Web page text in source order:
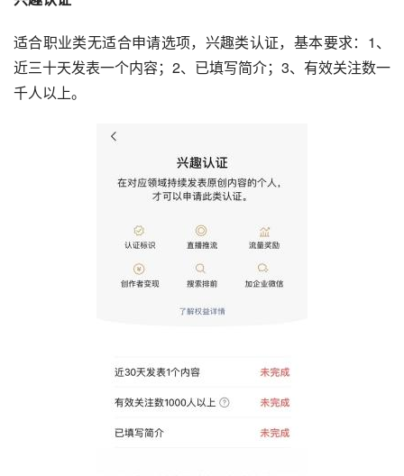
适合职业类无适合申请选项，兴趣类认证，基本要求：1、
近三十天发表一个内容；2、已填写简介；3、有效关注数一
千人以上。